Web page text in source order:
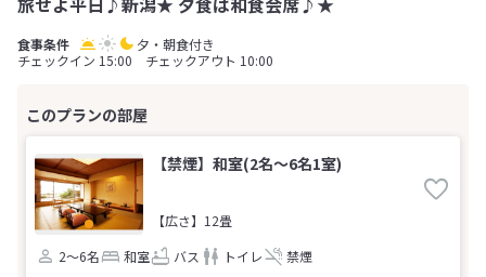
夕・朝食付き
チェックイン 15:00 チェックアウト 10:00
【禁煙】和室(2名～6名1室)
【広さ】12畳
2～6名
和室 バス トイレ 禁煙